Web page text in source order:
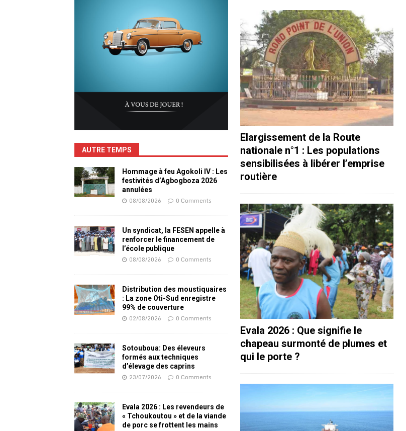
AUTRE TEMPS
Hommage à feu Agokoli IV : Les
festivités d’Agbogboza 2026
annulées
08/08/2026 0 Comments
Un syndicat, la FESEN appelle à
renforcer le financement de
l’école publique
08/08/2026 0 Comments
Distribution des moustiquaires
: La zone Oti-Sud enregistre
99% de couverture
02/08/2026 0 Comments
Sotouboua: Des éleveurs
formés aux techniques
d’élevage des caprins
23/07/2026 0 Comments
Evala 2026 : Les revendeurs de
« Tchoukoutou » et de la viande
de porc se frottent les mains
Elargissement de la Route
nationale n°1 : Les populations
sensibilisées à libérer l’emprise
routière
Evala 2026 : Que signifie le
chapeau surmonté de plumes et
qui le porte ?